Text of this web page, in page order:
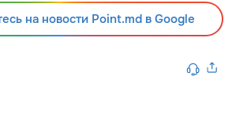
на новости Point.md в Google